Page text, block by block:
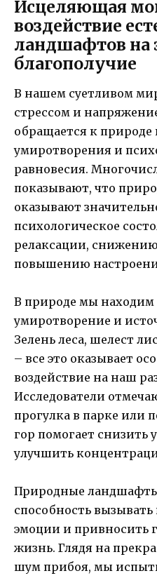
Исцеляющая
воздействие
ландшафтов на
благополучие
В нашем суетливом
стрессом и
обращается к природе
умиротворения и
равновесия.
показывают, что
оказывают
психологическое
релаксации,
повышению
В природе мы
умиротворение и
Зелень леса, шелест
– все это оказывает
воздействие на наш
Исследователи
прогулка в парке или
гор помогает снизить
улучшить
Природные
способность
эмоции и привносить
жизнь. Глядя на
шум прибоя, мы